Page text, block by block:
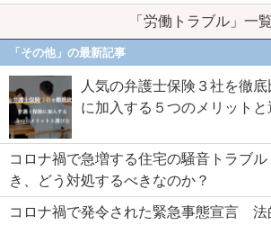
「労働トラブル」一覧
「その他」の最新記事
人気の弁護士保険３社を徹
に加入する５つのメリットと
コロナ禍で急増する住宅の騒音トラブ
き、どう対処するべきなのか？
コロナ禍で発令された緊急事態宣言 法